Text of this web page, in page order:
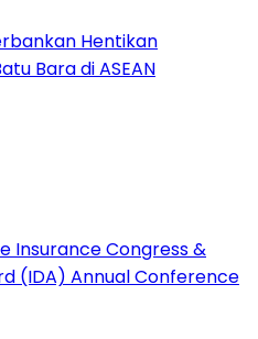
Hentikan
Bara di ASEAN
Insurance Congress &
(IDA) Annual Conference